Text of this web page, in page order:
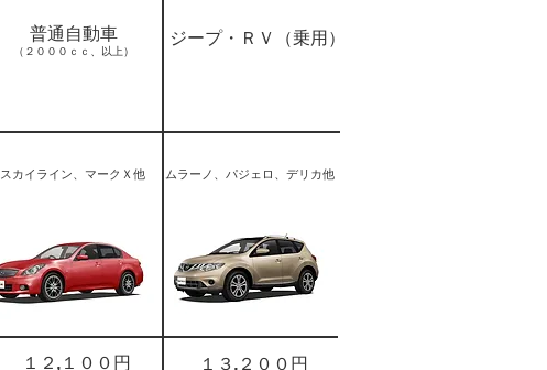
ジープ・ＲＶ（乗用）
１２,１００円
普通自動車
（２０００ｃｃ、以上）
スカイライン、マークＸ他 ムラーノ、パジェロ、デリカ他
１３,２００円